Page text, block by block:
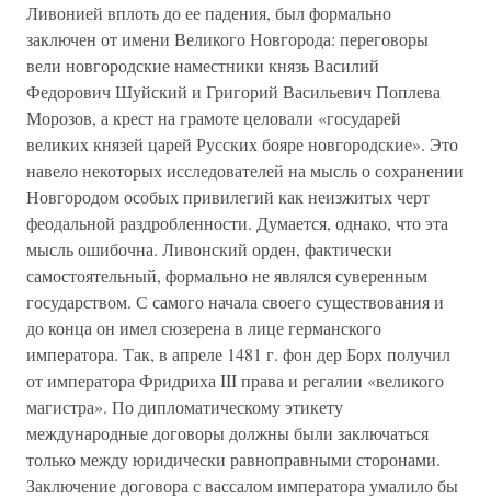
Ливонией вплоть до ее падения, был формально
заключен от имени Великого Новгорода: переговоры
вели новгородские наместники князь Василий
Федорович Шуйский и Григорий Васильевич Поплева
Морозов, а крест на грамоте целовали «государей
великих князей царей Русских бояре новгородские». Это
навело некоторых исследователей на мысль о сохранении
Новгородом особых привилегий как неизжитых черт
феодальной раздробленности. Думается, однако, что эта
мысль ошибочна. Ливонский орден, фактически
самостоятельный, формально не являлся суверенным
государством. С самого начала своего существования и
до конца он имел сюзерена в лице германского
императора. Так, в апреле 1481 г. фон дер Борх получил
от императора Фридриха III права и регалии «великого
магистра». По дипломатическому этикету
международные договоры должны были заключаться
только между юридически равноправными сторонами.
Заключение договора с вассалом императора умалило бы